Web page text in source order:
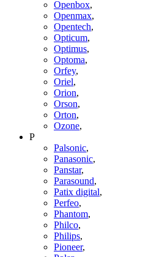
Openbox,
Openmax,
Opentech,
Opticum,
Optimus,
Optoma,
Orfey,
Oriel,
Orion,
Orson,
Orton,
Ozone,
P
Palsonic,
Panasonic,
Panstar,
Parasound,
Patix digital,
Perfeo,
Phantom,
Philco,
Philips,
Pioneer,